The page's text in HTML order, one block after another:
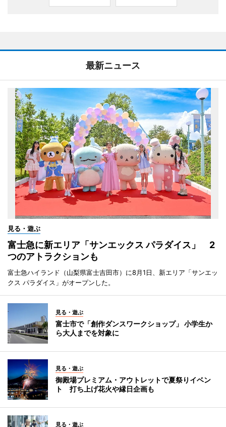
最新ニュース
見る・遊ぶ
富士急に新エリア「サンエックス パラダイス」 2
つのアトラクションも
富士急ハイランド（山梨県富士吉田市）に8月1日、新エリア「サンエッ
クス パラダイス」がオープンした。
見る・遊ぶ
富士市で「創作ダンスワークショップ」 小学生か
ら大人までを対象に
見る・遊ぶ
御殿場プレミアム・アウトレットで夏祭りイベン
ト 打ち上げ花火や縁日企画も
見る・遊ぶ